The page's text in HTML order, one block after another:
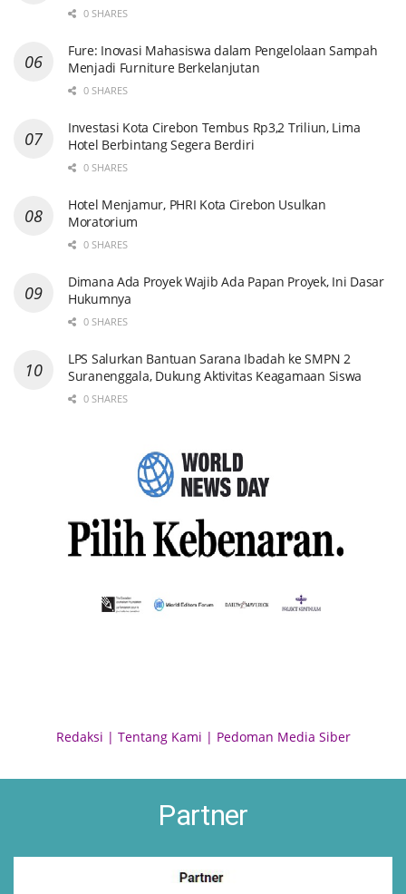
0 SHARES
Fure: Inovasi Mahasiswa dalam Pengelolaan Sampah
Menjadi Furniture Berkelanjutan
0 SHARES
Investasi Kota Cirebon Tembus Rp3,2 Triliun, Lima
Hotel Berbintang Segera Berdiri
0 SHARES
Hotel Menjamur, PHRI Kota Cirebon Usulkan
Moratorium
0 SHARES
Dimana Ada Proyek Wajib Ada Papan Proyek, Ini Dasar
Hukumnya
0 SHARES
LPS Salurkan Bantuan Sarana Ibadah ke SMPN 2
Suranenggala, Dukung Aktivitas Keagamaan Siswa
0 SHARES
Redaksi | Tentang Kami | Pedoman Media Siber
Partner